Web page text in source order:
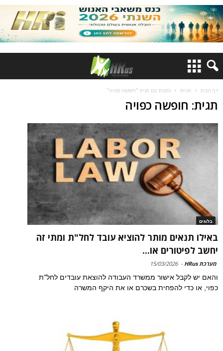
דף הבית תגיות כתבות עם תגית "חופשה כפויה"
תגית: חופשה כפויה
בלוגים
באילו תנאים מותר להוציא עובד לחל"ת ומתי זה
יחשב לפיטורים או...
מערכת HRus -
15/03/2026
והאם יש לקבל אישור ממשרד העבודה להוצאת עובדים לחל"ת
כפוי, או כדי להפחית בשכרם או את היקף המשרה